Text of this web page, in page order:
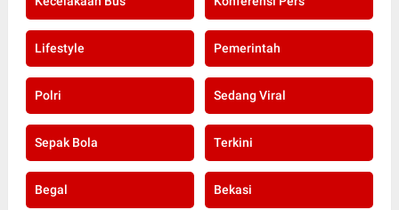
Lifestyle Pemerintah
Polri Sedang Viral
Sepak Bola Terkini
Begal Bekasi